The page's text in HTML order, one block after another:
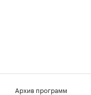
Архив программ